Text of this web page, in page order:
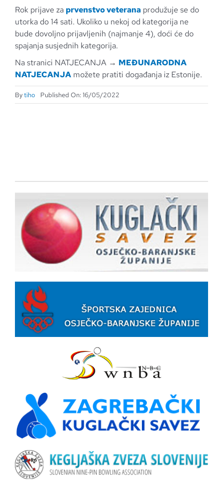
Rok prijave za prvenstvo veteranaprodužuje se do
utorka do 14 sati. Ukoliko u nekoj od kategorija ne
bude dovoljno prijavljenih (najmanje 4), doći će do
spajanja susjednih kategorija.
Na stranici NATJECANJA → MEĐUNARODNA
NATJECANJAmožete pratiti događanja iz Estonije.
Bytiho Published On: 16/05/2022